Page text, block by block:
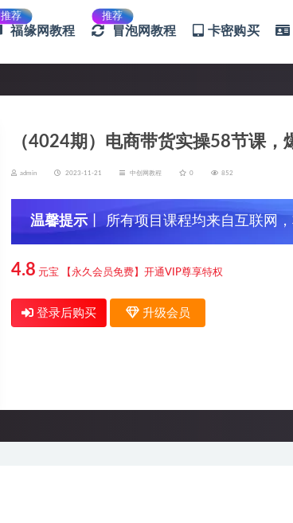
推荐
福缘网教程
推荐
冒泡网教程 卡密购买
（4024期）电商带货实操58节课
admin 2023-11-21 中创网教程 0 852
温馨提示 丨 所有项目课程均来自互联网
信，谨防上当受骗！
4.8 元宝 【永久会员免费】开通VIP尊享特权
登录后购买 升级会员